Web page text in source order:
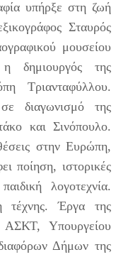
υπήρξε στη ζωή
Σταυρός
μουσείου
δημιουργός της
Τριανταφύλλου.
διαγωνισμό της
και Σινόπουλο.
στην Ευρώπη,
ποίηση, ιστορικές
λογοτεχνία.
τέχνης. Έργα της
ΑΣΚΤ, Υπουργείου
Δήμων της